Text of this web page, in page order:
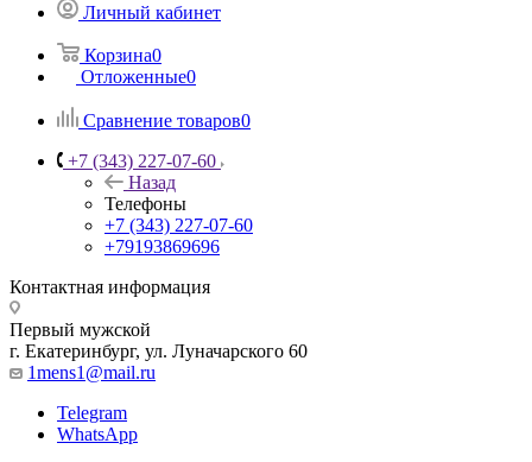
Личный кабинет
Корзина0
Отложенные0
Сравнение товаров0
+7 (343) 227-07-60
Назад
Телефоны
+7 (343) 227-07-60
+79193869696
Контактная информация
Первый мужской
г. Екатеринбург, ул. Луначарского 60
1mens1@mail.ru
Telegram
WhatsApp